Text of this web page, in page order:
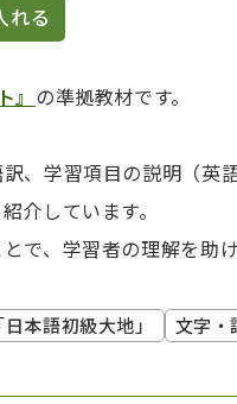
れる
の準拠教材です。
、学習項目の説明（英
介しています。
で、学習者の理解を助
日本語初級大地」 文字・